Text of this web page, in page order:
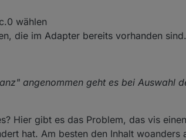
wählen
die im Adapter bereits vorhanden sind.
angenommen geht es bei Auswahl
Hier gibt es das Problem, das vis
hat. Am besten den Inhalt woanders